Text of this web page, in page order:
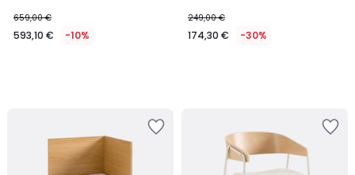
659,00 €
593,10 € -10%
249,00 €
174,30 € -30%